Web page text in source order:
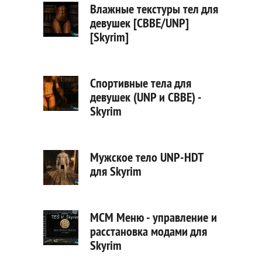
Влажные текстуры тел для
девушек [CBBE/UNP]
[Skyrim]
Спортивные тела для
девушек (UNP и CBBE) -
Skyrim
Мужское тело UNP-HDT
для Skyrim
MCM Меню - управление и
расстановка модами для
Skyrim